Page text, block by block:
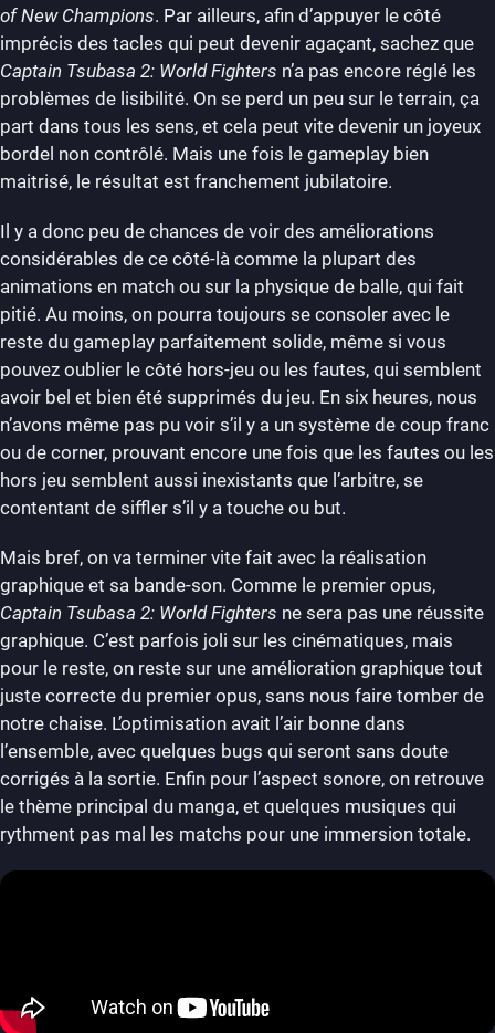
of New Champions. Par ailleurs, afin d’appuyer le côté
imprécis des tacles qui peut devenir agaçant, sachez que
Captain Tsubasa 2: World Fighters n’a pas encore réglé les
problèmes de lisibilité. On se perd un peu sur le terrain, ça
part dans tous les sens, et cela peut vite devenir un joyeux
bordel non contrôlé. Mais une fois le gameplay bien
maitrisé, le résultat est franchement jubilatoire.
Il y a donc peu de chances de voir des améliorations
considérables de ce côté-là comme la plupart des
animations en match ou sur la physique de balle, qui fait
pitié. Au moins, on pourra toujours se consoler avec le
reste du gameplay parfaitement solide, même si vous
pouvez oublier le côté hors-jeu ou les fautes, qui semblent
avoir bel et bien été supprimés du jeu. En six heures, nous
n’avons même pas pu voir s’il y a un système de coup franc
ou de corner, prouvant encore une fois que les fautes ou les
hors jeu semblent aussi inexistants que l’arbitre, se
contentant de siffler s’il y a touche ou but.
Mais bref, on va terminer vite fait avec la réalisation
graphique et sa bande-son. Comme le premier opus,
Captain Tsubasa 2: World Fighters ne sera pas une réussite
graphique. C’est parfois joli sur les cinématiques, mais
pour le reste, on reste sur une amélioration graphique tout
juste correcte du premier opus, sans nous faire tomber de
notre chaise. L’optimisation avait l’air bonne dans
l’ensemble, avec quelques bugs qui seront sans doute
corrigés à la sortie. Enfin pour l’aspect sonore, on retrouve
le thème principal du manga, et quelques musiques qui
rythment pas mal les matchs pour une immersion totale.